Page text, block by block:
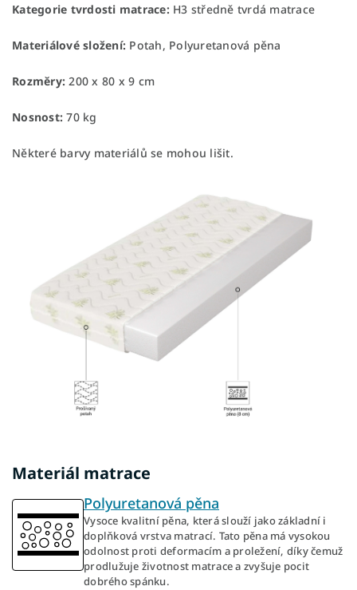
Kategorie tvrdosti matrace: H3 středně tvrdá matrace
Materiálové složení: Potah, Polyuretanová pěna
Rozměry:200 x 80 x 9 cm
Nosnost: 70 kg
Některé barvy materiálů se mohou lišit.
Materiál matrace
Polyuretanová pěna
Vysoce kvalitní pěna, která slouží jako základní i
doplňková vrstva matrací. Tato pěna má vysokou
odolnost proti deformacím a proležení, díky čemuž
prodlužuje životnost matrace a zvyšuje pocit
dobrého spánku.